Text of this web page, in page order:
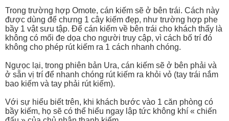
Trong trường hợp Omote, cán kiếm sẽ ở bên trái. Cách này
được dùng để chưng 1 cây kiếm đẹp, như trường hợp phe
bầy 1 vật sưu tập. Để cán kiếm về bên trái cho khách thấy là
không có mối đe dọa cho người truy cập, vì cách bố trí đó
không cho phép rút kiếm ra 1 cách nhanh chóng.
Ngưọc lại, trong phiên bản Ura, cán kiếm sẽ ở bên phải và
ở sẵn vị trí để nhanh chóng rút kiếm ra khỏi vỏ (tay trái nắm
bao kiếm và tay phải rút kiếm).
Với sự hiểu biết trên, khi khách bước vào 1 căn phòng có
bầy kiếm, họ sẽ có thể hiểu ngay lập tức không khí « chiến